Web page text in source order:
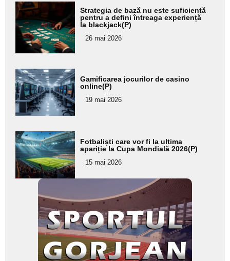
Adaugă
aici textul
pentru
subtitlu
Strategia de bază nu este suficientă
pentru a defini întreaga experiență
la blackjack(P)
26 mai 2026
Adaugă
aici textul
pentru
subtitlu
Gamificarea jocurilor de casino
online(P)
19 mai 2026
Adaugă
aici textul
pentru
subtitlu
Fotbaliști care vor fi la ultima
apariție la Cupa Mondială 2026(P)
15 mai 2026